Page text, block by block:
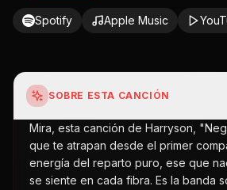
Spotify Apple Music
SOBRE ESTA CANCIÓN
Mira, esta canción de Harryson,
que te atrapan desde el primer
energía del reparto puro, ese que
se siente en cada fibra. Es la banda